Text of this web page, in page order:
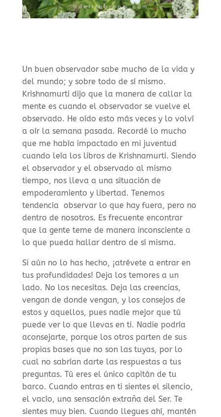
Un buen observador sabe mucho de la vida y
del mundo; y sobre todo de sí mismo.
Krishnamurti dijo que la manera de callar la
mente es cuando el observador se vuelve el
observado. He oído esto más veces y lo volví
a oír la semana pasada. Recordé lo mucho
que me había impactado en mi juventud
cuando leía los libros de Krishnamurti. Siendo
el observador y el observado al mismo
tiempo, nos lleva a una situación de
empoderamiento y libertad. Tenemos
tendencia observar lo que hay fuera, pero no
dentro de nosotros. Es frecuente encontrar
que la gente teme de manera inconsciente a
lo que pueda hallar dentro de sí misma.
Si aún no lo has hecho, ¡atrévete a entrar en
tus profundidades! Deja los temores a un
lado. No los necesitas. Deja las creencias,
vengan de donde vengan, y los consejos de
estos y aquellos, pues nadie mejor que tú
puede ver lo que llevas en ti. Nadie podría
aconsejarte, porque los otros parten de sus
propias bases que no son las tuyas, por lo
cual no sabrían darte las respuestas a tus
preguntas. Tú eres el único capitán de tu
barco. Cuando entras en ti sientes el silencio,
el vacío, una sensación extraña del Ser. Te
sientes muy bien. Cuando llegues ahí, mantén